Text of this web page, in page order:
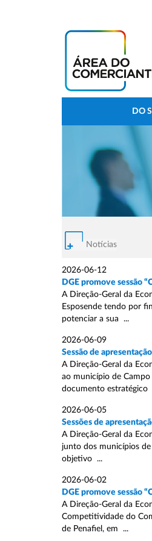
DO
Notícias
2026-06-12
DGE promove sessão
A Direção-Geral da
Esposende tendo por
potenciar a sua ...
2026-06-09
Sessão de
A Direção-Geral da
ao município de
documento estratégico
2026-06-05
Sessões de
A Direção-Geral da
junto dos municípios
objetivo ...
2026-06-02
DGE promove sessão
A Direção-Geral da
Competitividade do
de Penafiel, em ...